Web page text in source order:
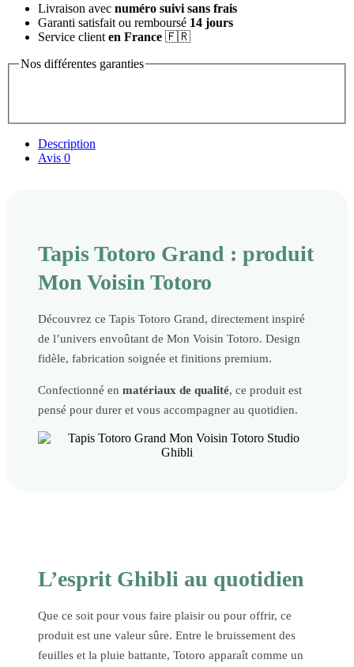
Livraison avec numéro suivi sans frais
Garanti satisfait ou remboursé 14 jours
Service client en France 🇫🇷
Nos différentes garanties
Description
Avis 0
Tapis Totoro Grand : produit
Mon Voisin Totoro
Découvrez ce Tapis Totoro Grand, directement inspiré
de l’univers envoûtant de Mon Voisin Totoro. Design
fidèle, fabrication soignée et finitions premium.
Confectionné en matériaux de qualité, ce produit est
pensé pour durer et vous accompagner au quotidien.
L’esprit Ghibli au quotidien
Que ce soit pour vous faire plaisir ou pour offrir, ce
produit est une valeur sûre. Entre le bruissement des
feuilles et la pluie battante, Totoro apparaît comme un